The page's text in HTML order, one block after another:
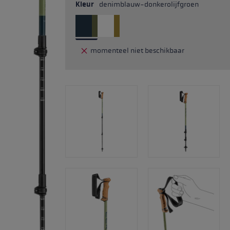
Kleur denimblauw-donkerolijfgroen
momenteel niet beschikbaar